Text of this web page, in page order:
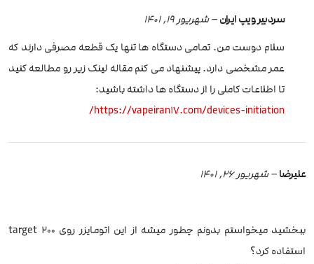
سردبیر ویپ ایران– شهریور 19, 1401
سلام دوست من. تمامی دستگاه ها تنها یک قطعه مصرفی دارند که
عمر مشخصی دارد. پیشنهاد می کنم مقاله لینک زیر رو مطالعه کنید
تا اطلاعات کاملی را از دستگاه ها داشته باشید:
https://vapeiran17.com/devices-initiation/
علیرضا– شهریور 26, 1401
ببخشید میخواستم بدونم چطور میشه از این اتومایزر روی target 200
استفاده کرد؟